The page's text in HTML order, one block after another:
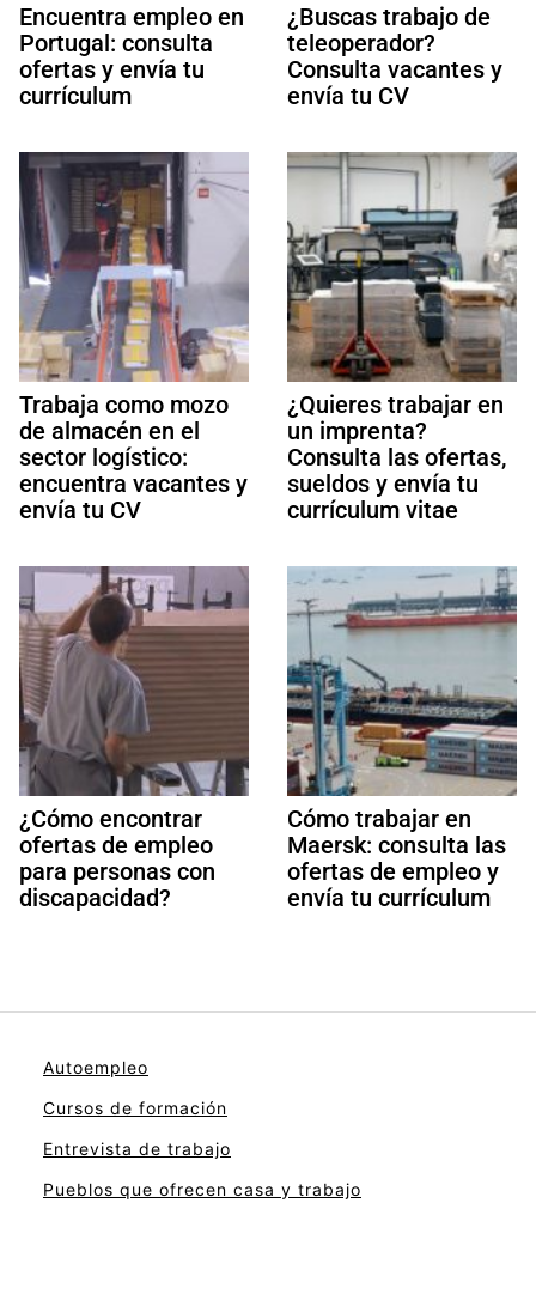
Encuentra empleo en
Portugal: consulta
ofertas y envía tu
currículum
¿Buscas trabajo de
teleoperador?
Consulta vacantes y
envía tu CV
Trabaja como mozo
de almacén en el
sector logístico:
encuentra vacantes y
envía tu CV
¿Quieres trabajar en
un imprenta?
Consulta las ofertas,
sueldos y envía tu
currículum vitae
¿Cómo encontrar
ofertas de empleo
para personas con
discapacidad?
Cómo trabajar en
Maersk: consulta las
ofertas de empleo y
envía tu currículum
Autoempleo
Cursos de formación
Entrevista de trabajo
Pueblos que ofrecen casa y trabajo